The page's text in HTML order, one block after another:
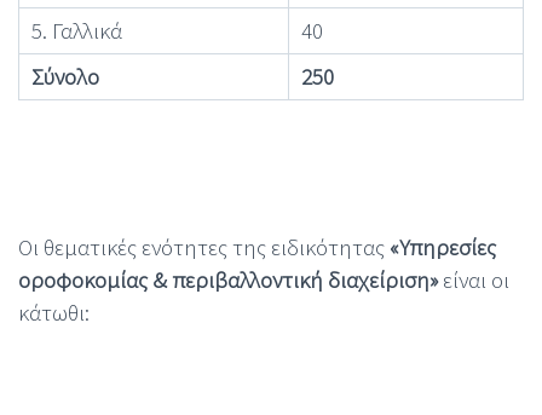
5. Γαλλικά
40
Σύνολο
250
Οι θεματικές ενότητες της ειδικότητας «Υπηρεσίες
οροφοκομίας & περιβαλλοντική διαχείριση»είναι οι
κάτωθι: